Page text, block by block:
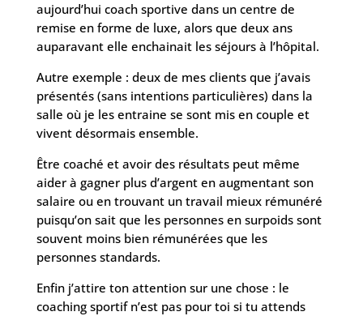
aujourd’hui coach sportive dans un centre de
remise en forme de luxe, alors que deux ans
auparavant elle enchainait les séjours à l’hôpital.
Autre exemple : deux de mes clients que j’avais
présentés (sans intentions particulières) dans la
salle où je les entraine se sont mis en couple et
vivent désormais ensemble.
Être coaché et avoir des résultats peut même
aider à gagner plus d’argent en augmentant son
salaire ou en trouvant un travail mieux rémunéré
puisqu’on sait que les personnes en surpoids sont
souvent moins bien rémunérées que les
personnes standards.
Enfin j’attire ton attention sur une chose : le
coaching sportif n’est pas pour toi si tu attends